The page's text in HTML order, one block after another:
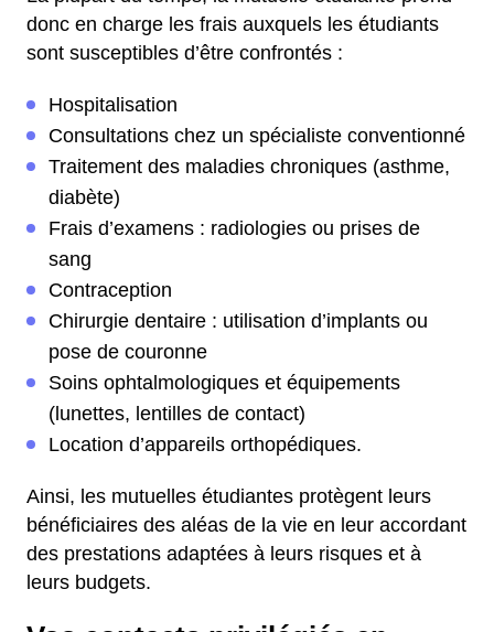
donc en charge les frais auxquels les étudiants
sont susceptibles d’être confrontés :
Hospitalisation
Consultations chez un spécialiste conventionné
Traitement des maladies chroniques (asthme,
diabète)
Frais d’examens : radiologies ou prises de
sang
Contraception
Chirurgie dentaire : utilisation d’implants ou
pose de couronne
Soins ophtalmologiques et équipements
(lunettes, lentilles de contact)
Location d’appareils orthopédiques.
Ainsi, les mutuelles étudiantes protègent leurs
bénéficiaires des aléas de la vie en leur accordant
des prestations adaptées à leurs risques et à
leurs budgets.